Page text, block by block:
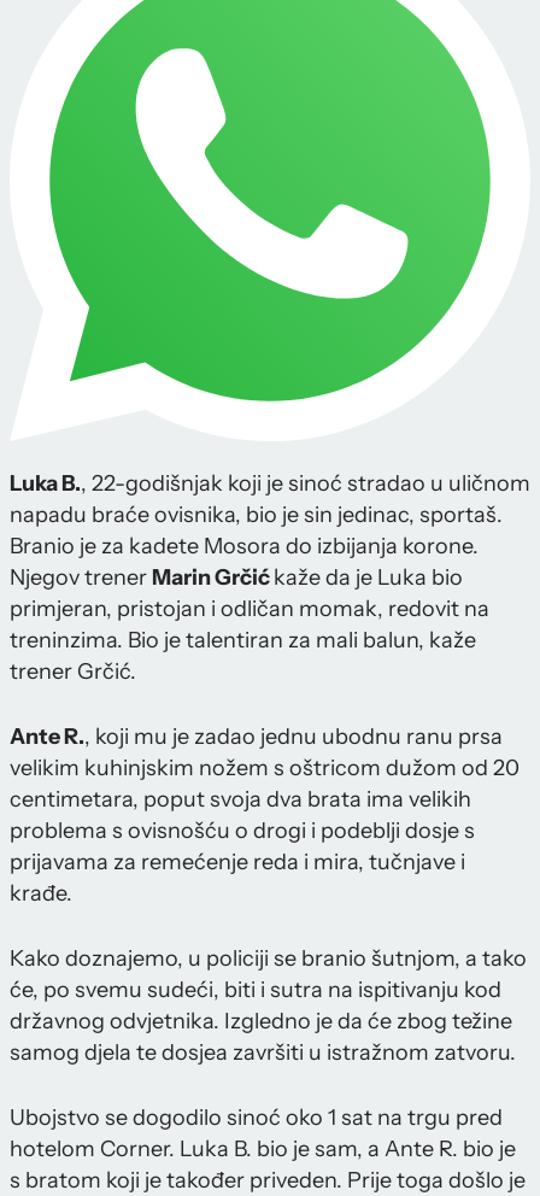
Luka B., 22-godišnjak koji je sinoć stradao u uličnom
napadu braće ovisnika, bio je sin jedinac, sportaš.
Branio je za kadete Mosora do izbijanja korone.
Njegov trener Marin Grčićkaže da je Luka bio
primjeran, pristojan i odličan momak, redovit na
treninzima. Bio je talentiran za mali balun, kaže
trener Grčić.
Ante R., koji mu je zadao jednu ubodnu ranu prsa
velikim kuhinjskim nožem s oštricom dužom od 20
centimetara, poput svoja dva brata ima velikih
problema s ovisnošću o drogi i podeblji dosje s
prijavama za remećenje reda i mira, tučnjave i
krađe.
Kako doznajemo, u policiji se branio šutnjom, a tako
će, po svemu sudeći, biti i sutra na ispitivanju kod
državnog odvjetnika. Izgledno je da će zbog težine
samog djela te dosjea završiti u istražnom zatvoru.
Ubojstvo se dogodilo sinoć oko 1 sat na trgu pred
hotelom Corner. Luka B. bio je sam, a Ante R. bio je
s bratom koji je također priveden. Prije toga došlo je